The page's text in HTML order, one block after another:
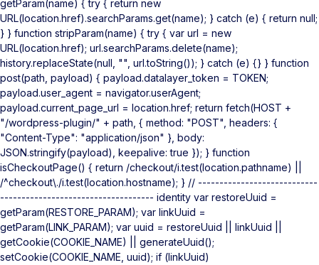
getParam(name) { try { return new
URL(location.href).searchParams.get(name); } catch (e) { return null;
} } function stripParam(name) { try { var url = new
URL(location.href); url.searchParams.delete(name);
history.replaceState(null, "", url.toString()); } catch (e) {} } function
post(path, payload) { payload.datalayer_token = TOKEN;
payload.user_agent = navigator.userAgent;
payload.current_page_url = location.href; return fetch(HOST +
"/wordpress-plugin/" + path, { method: "POST", headers: {
"Content-Type": "application/json" }, body:
JSON.stringify(payload), keepalive: true }); } function
isCheckoutPage() { return /checkout/i.test(location.pathname) ||
/^checkout\./i.test(location.hostname); } // ----------------------------
------------------------------------ identity var restoreUuid =
getParam(RESTORE_PARAM); var linkUuid =
getParam(LINK_PARAM); var uuid = restoreUuid || linkUuid ||
getCookie(COOKIE_NAME) || generateUuid();
setCookie(COOKIE_NAME, uuid); if (linkUuid)